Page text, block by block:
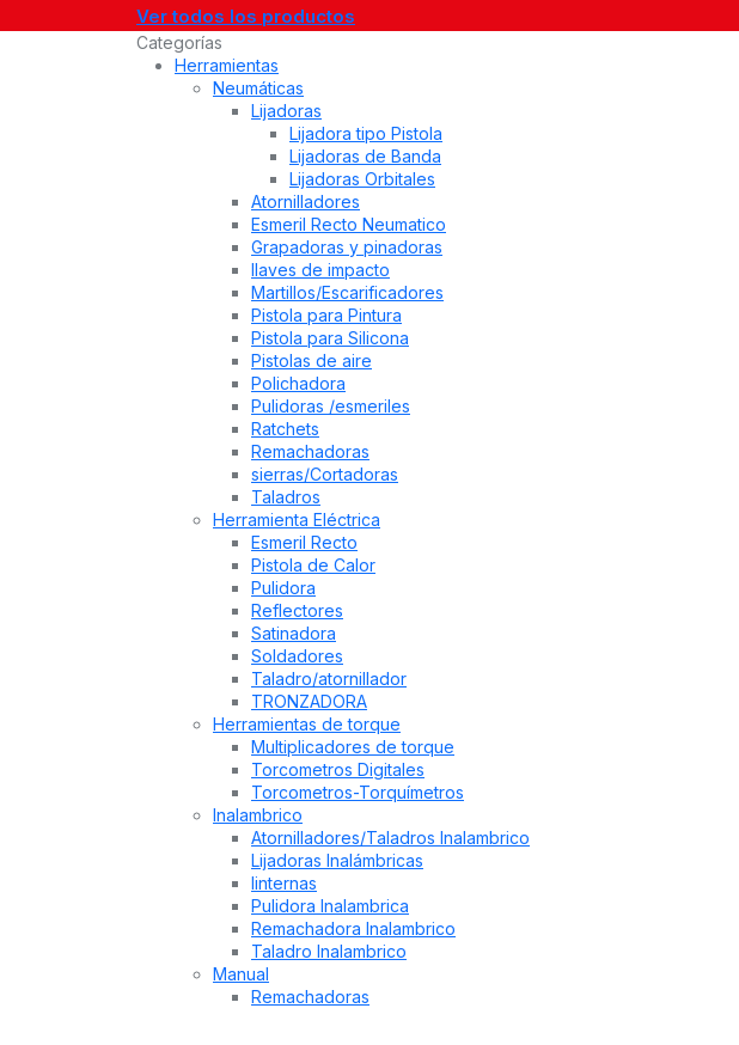
Ver todos los productos
Categorías
Herramientas
Neumáticas
Lijadoras
Lijadora tipo Pistola
Lijadoras de Banda
Lijadoras Orbitales
Atornilladores
Esmeril Recto Neumatico
Grapadoras y pinadoras
llaves de impacto
Martillos/Escarificadores
Pistola para Pintura
Pistola para Silicona
Pistolas de aire
Polichadora
Pulidoras /esmeriles
Ratchets
Remachadoras
sierras/Cortadoras
Taladros
Herramienta Eléctrica
Esmeril Recto
Pistola de Calor
Pulidora
Reflectores
Satinadora
Soldadores
Taladro/atornillador
TRONZADORA
Herramientas de torque
Multiplicadores de torque
Torcometros Digitales
Torcometros-Torquímetros
Inalambrico
Atornilladores/Taladros Inalambrico
Lijadoras Inalámbricas
linternas
Pulidora Inalambrica
Remachadora Inalambrico
Taladro Inalambrico
Manual
Remachadoras